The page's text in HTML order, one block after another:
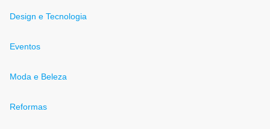
Design e Tecnologia
Eventos
Moda e Beleza
Reformas